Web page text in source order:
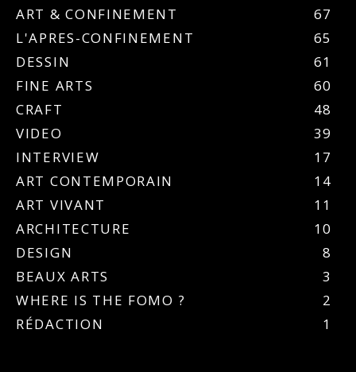
ART & CONFINEMENT
67
L'APRES-CONFINEMENT
65
DESSIN
61
FINE ARTS
60
CRAFT
48
VIDEO
39
INTERVIEW
17
ART CONTEMPORAIN
14
ART VIVANT
11
ARCHITECTURE
10
DESIGN
8
BEAUX ARTS
3
WHERE IS THE FOMO ?
2
RÉDACTION
1